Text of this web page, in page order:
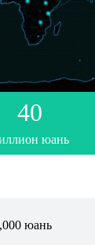
40
юань
юань